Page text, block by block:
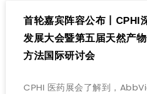
首轮嘉宾阵容公布丨CPHI
发展大会暨第五届天然产
方法国际研讨会
CPHI 医药展会了解到，